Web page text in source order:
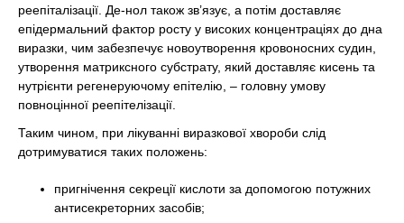
реепіталізації. Де-нол також зв’язує, а потім доставляє
епідермальний фактор росту у високих концентраціях до дна
виразки, чим забезпечує новоутворення кровоносних судин,
утворення матриксного субстрату, який доставляє кисень та
нутрієнти регенеруючому епітелію, – головну умову
повноцінної реепітелізації.
Таким чином, при лікуванні виразкової хвороби слід
дотримуватися таких положень:
пригнічення секреції кислоти за допомогою потужних
антисекреторних засобів;